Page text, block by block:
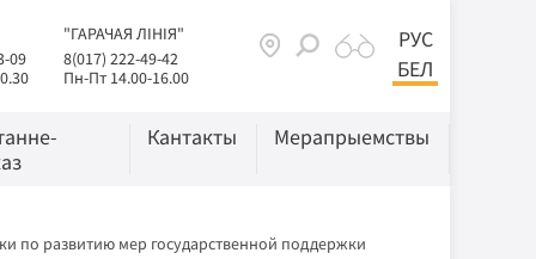
09
"ГАРАЧАЯ ЛІНІЯ"
8(017) 222-49-42
Пн-Пт 14.00-16.00
РУС
БЕЛ
Кантакты Мерапрыемствы
по развитию мер государственной поддержки